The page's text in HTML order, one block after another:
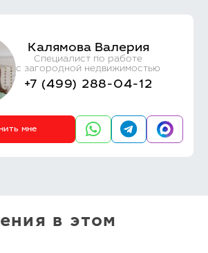
Калямова Валерия
Специалист по работе
с загородной недвижимостью
+7 (499) 288-04-12
мне
в этом